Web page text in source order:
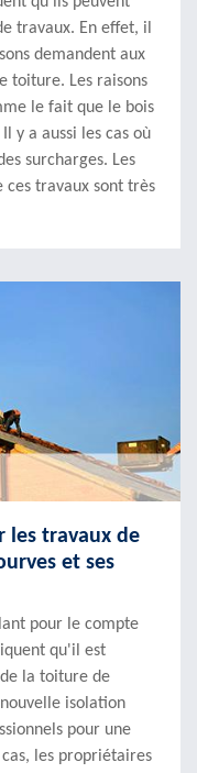
travaux. En effet, il
demandent aux
toiture. Les raisons
le fait que le bois
y a aussi les cas où
surcharges. Les
travaux sont très
les travaux de
et ses
pour le compte
qu'il est
la toiture de
isolation
pour une
les propriétaires